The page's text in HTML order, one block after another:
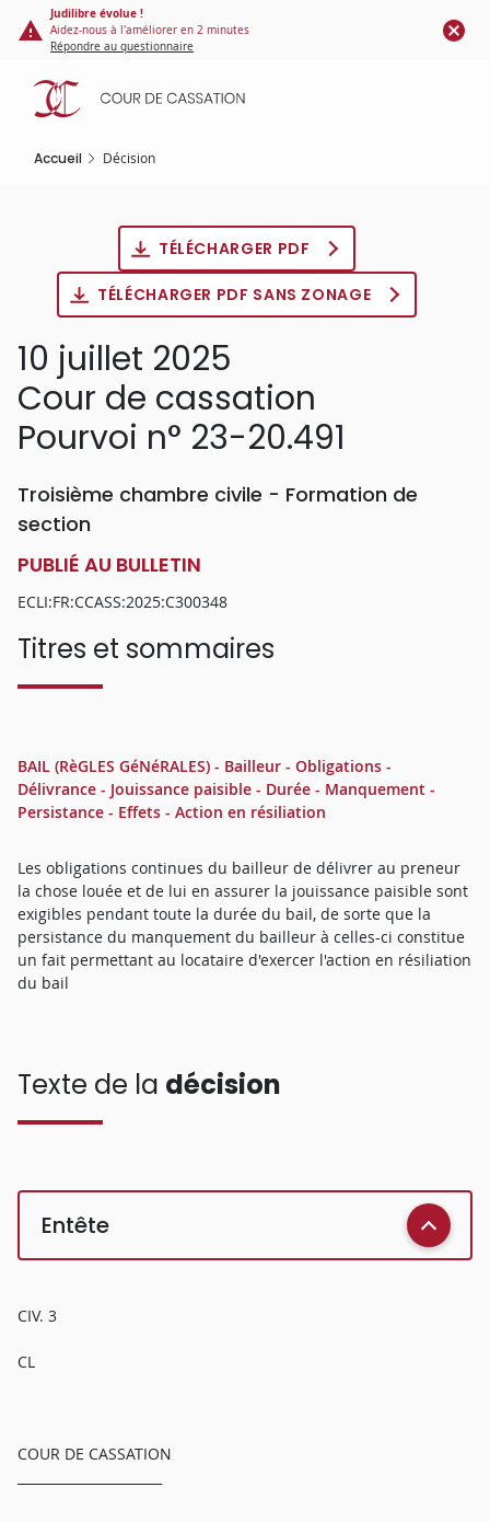
Panneau de gestion des cookies
contenu
principal
Judilibre évolue !
Aidez-nous à l'améliorer en 2 minutes
Répondre au questionnaire
Accueil Décision
TÉLÉCHARGER PDF
TÉLÉCHARGER PDF SANS ZONAGE
10 juillet 2025
Cour de cassation
Pourvoi n° 23-20.491
Troisième chambre civile - Formation de
section
PUBLIÉ AU BULLETIN
ECLI:FR:CCASS:2025:C300348
Titres et sommaires
BAIL (RèGLES GéNéRALES) - Bailleur - Obligations -
Délivrance - Jouissance paisible - Durée - Manquement -
Persistance - Effets - Action en résiliation
Les obligations continues du bailleur de délivrer au preneur
la chose louée et de lui en assurer la jouissance paisible sont
exigibles pendant toute la durée du bail, de sorte que la
persistance du manquement du bailleur à celles-ci constitue
un fait permettant au locataire d'exercer l'action en résiliation
du bail
Texte de la décision
Entête
CIV. 3
CL
COUR DE CASSATION